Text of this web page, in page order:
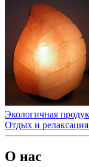
Экологичная
Отдых и
О нас